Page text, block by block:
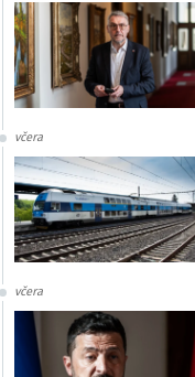
včera
včera